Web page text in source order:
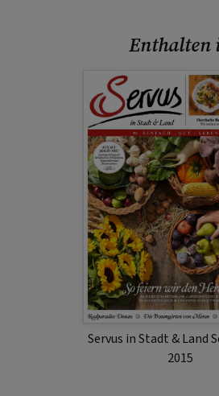
Enthalten
Servus in Stadt & Land
2015